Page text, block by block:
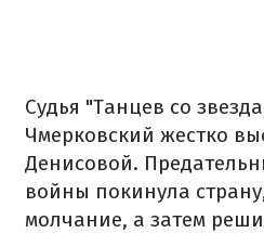
Судья "Танцев со
Чмерковский жестко
Денисовой.
войны покинула
молчание, а затем